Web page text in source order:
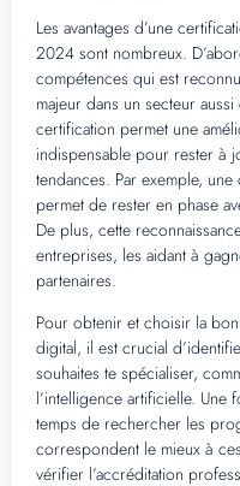
Les avantages d’une
2024 sont nombreux.
compétences qui est
majeur dans un secteur
certification permet une
indispensable pour rester à
tendances. Par exemple,
permet de rester en phase
De plus, cette
entreprises, les aidant à
partenaires.
Pour obtenir et choisir la
digital, il est crucial
souhaites te spécialiser,
l’intelligence artificielle. Une
temps de rechercher les
correspondent le mieux à
vérifier l’accréditation